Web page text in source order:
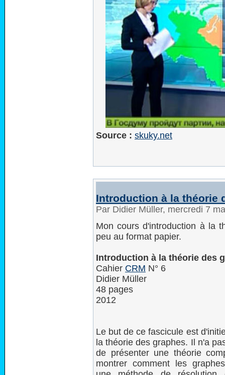
Source : skuky.net
Introduction à la théorie
Par Didier Müller, mercredi 7
Mon cours d'introduction à la
peu au format papier.
Introduction à la théorie des
Cahier CRM N° 6
Didier Müller
48 pages
2012
Le but de ce fascicule est
la théorie des graphes. Il n'a
de présenter une théorie
montrer comment les